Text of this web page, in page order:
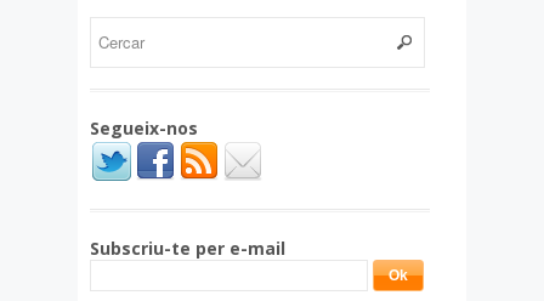
Segueix-nos
Subscriu-te per e-mail